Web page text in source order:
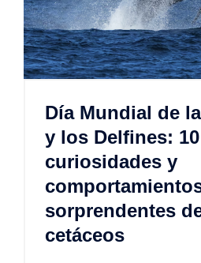
Día Mundial de
y los Delfines: 10
curiosidades y
sorprendentes
cetáceos